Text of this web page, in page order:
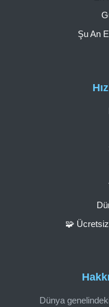
Dünya
🧩
Şu An